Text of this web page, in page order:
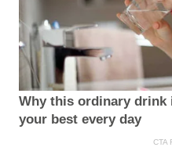
Why this ordinary drink
your best every day
CTA